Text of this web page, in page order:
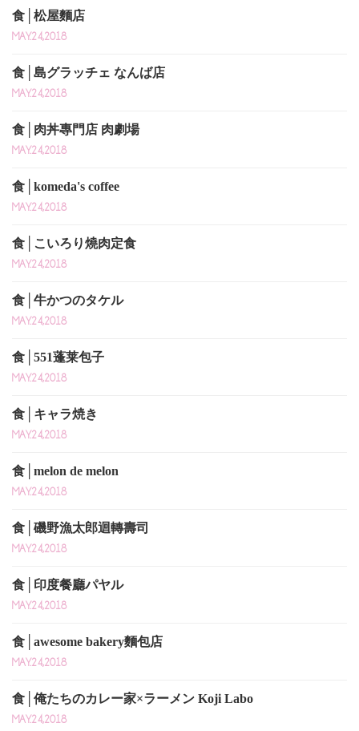
食│松屋麵店
MAY.24,2018
食│島グラッチェ なんば店
MAY.24,2018
食│肉丼專門店 肉劇場
MAY.24,2018
食│komeda's coffee
MAY.24,2018
食│こいろり燒肉定食
MAY.24,2018
食│牛かつのタケル
MAY.24,2018
食│551蓬莱包子
MAY.24,2018
食│キャラ焼き
MAY.24,2018
食│melon de melon
MAY.24,2018
食│磯野漁太郎迴轉壽司
MAY.24,2018
食│印度餐廳パヤル
MAY.24,2018
食│awesome bakery麵包店
MAY.24,2018
食│俺たちのカレー家×ラーメン Koji Labo
MAY.24,2018